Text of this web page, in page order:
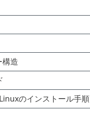
構造
のインストール手順